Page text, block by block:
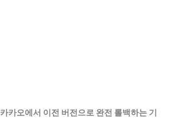
카카오에서 이전 버전으로 완전 롤백하는 기